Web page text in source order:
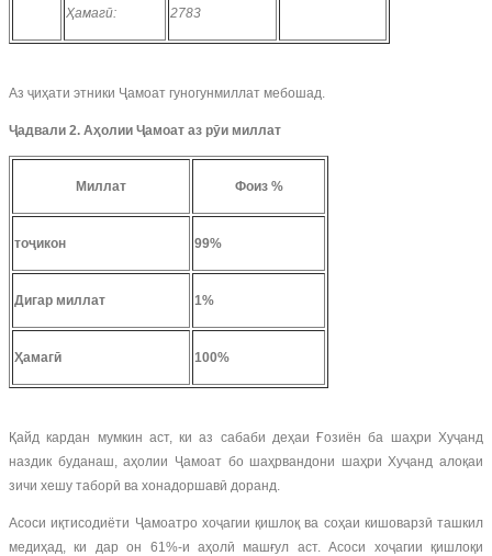
Ҳамагӣ: 2783
Аз ҷиҳати этники Ҷамоат гуногунмиллат мебошад.
Ҷадвали 2. Аҳолии Ҷамоат аз рӯи миллат
Миллат Фоиз %
тоҷикон 99%
Дигар миллат 1%
Ҳамагӣ 100%
Қайд кардан мумкин аст, ки аз сабаби деҳаи Ғозиён ба шаҳри Хуҷанд
наздик буданаш, аҳолии Ҷамоат бо шаҳрвандони шаҳри Хуҷанд алоқаи
зичи хешу таборӣ ва хонадоршавӣ доранд.
Асоси иқтисодиёти Ҷамоатро хоҷагии қишлоқ ва соҳаи кишоварзӣ ташкил
медиҳад, ки дар он 61%-и аҳолӣ машғул аст. Асоси хоҷагии қишлоқи